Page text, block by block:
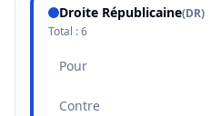
Droite Républicaine(DR)
Total :6
Pour
Contre